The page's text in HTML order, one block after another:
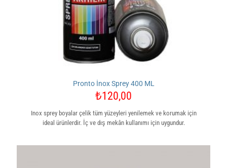
Pronto İnox Sprey 400 ML
₺120,00
Inox sprey boyalar çelik tüm yüzeyleri yenilemek ve korumak için
ideal ürünlerdir. İç ve dış mekân kullanımı için uygundur.